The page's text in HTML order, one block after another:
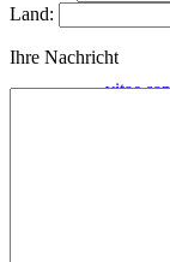
Etiam
vitae
Land:
Ihre Nachricht